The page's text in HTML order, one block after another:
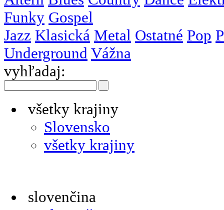
Funky Gospel
Jazz Klasická Metal Ostatné Pop
Underground Vážna
vyhľadaj:
všetky krajiny
Slovensko
všetky krajiny
slovenčina